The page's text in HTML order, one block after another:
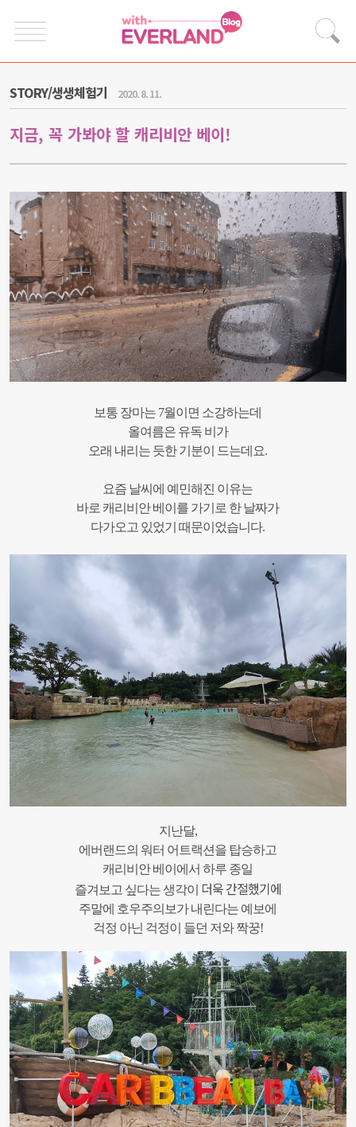
STORY/생생체험기 2020. 8. 11.
지금, 꼭 가봐야 할 캐리비안 베이!
보통 장마는 7월이면 소강하는데
올여름은 유독 비가
오래 내리는 듯한 기분이 드는데요.
요즘 날씨에 예민해진 이유는
바로 캐리비안 베이를 가기로 한 날짜가
다가오고 있었기 때문이었습니다.
지난달,
에버랜드의 워터 어트랙션을 탑승하고
캐리비안 베이에서 하루 종일
즐겨보고 싶다는 생각이 더욱 간절했기에
주말에 호우주의보가 내린다는 예보에
걱정 아닌 걱정이 들던 저와 짝꿍!